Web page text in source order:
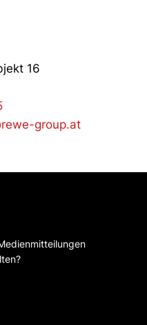
16
group.at